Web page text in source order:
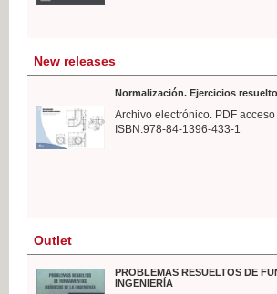
New releases
Normalización. Ejercicios
Archivo electrónico. PDF
ISBN:978-84-1396-433-1
Outlet
PROBLEMAS RESUELTOS DE
INGENIERÍA